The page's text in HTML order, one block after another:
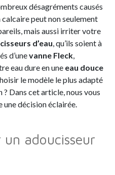
désagréments causés
calcaire peut non seulement
mais aussi irriter votre
d’eau, qu’ils soient à
d’unevanne Fleck,
eau dure en une eau douce
le modèle le plus adapté
Dans cet article, nous vous
une décision éclairée.
adoucisseur